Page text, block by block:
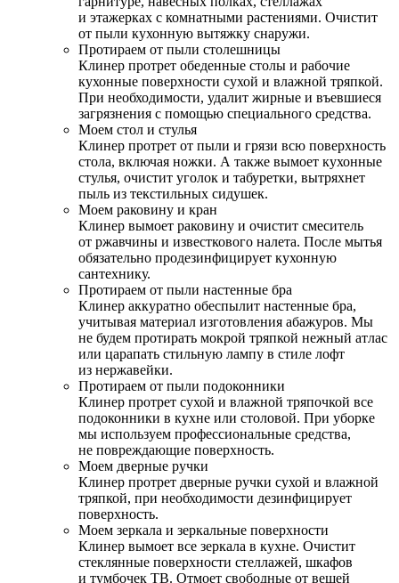
и этажерках с комнатными растениями. Очистит
от пыли кухонную вытяжку снаружи.
Протираем от пыли столешницы
Клинер протрет обеденные столы и рабочие
кухонные поверхности сухой и влажной тряпкой.
При необходимости, удалит жирные и въевшиеся
загрязнения с помощью специального средства.
Моем стол и стулья
Клинер протрет от пыли и грязи всю поверхность
стола, включая ножки. А также вымоет кухонные
стулья, очистит уголок и табуретки, вытряхнет
пыль из текстильных сидушек.
Моем раковину и кран
Клинер вымоет раковину и очистит смеситель
от ржавчины и известкового налета. После мытья
обязательно продезинфицирует кухонную
сантехнику.
Протираем от пыли настенные бра
Клинер аккуратно обеспылит настенные бра,
учитывая материал изготовления абажуров. Мы
не будем протирать мокрой тряпкой нежный атлас
или царапать стильную лампу в стиле лофт
из нержавейки.
Протираем от пыли подоконники
Клинер протрет сухой и влажной тряпочкой все
подоконники в кухне или столовой. При уборке
мы используем профессиональные средства,
не повреждающие поверхность.
Моем дверные ручки
Клинер протрет дверные ручки сухой и влажной
тряпкой, при необходимости дезинфицирует
поверхность.
Моем зеркала и зеркальные поверхности
Клинер вымоет все зеркала в кухне. Очистит
стеклянные поверхности стеллажей, шкафов
и тумбочек ТВ. Отмоет свободные от вещей